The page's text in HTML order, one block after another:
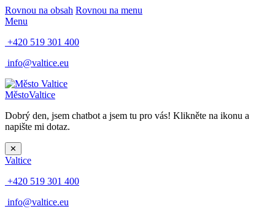
Rovnou na obsah Rovnou na menu
Menu
+420 519 301 400
info@valtice.eu
MěstoValtice
Dobrý den, jsem chatbot a jsem tu pro vás! Klikněte na ikonu a
napište mi dotaz.
✕
Valtice
+420 519 301 400
info@valtice.eu